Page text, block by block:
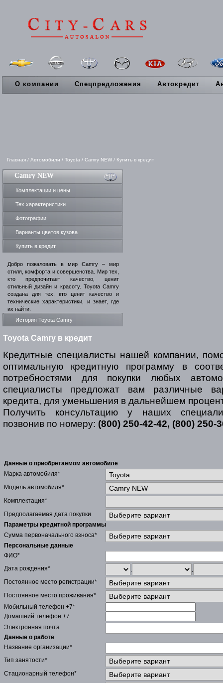
О компании Спецпредложения Автокредит
Главная / Автомобили / Toyota / Camry NEW / Купить в кредит
Camry NEW
Комплектации и цены
Тех.характеристики
Фотографии
Варианты цветов кузова
Купить в кредит
Добро пожаловать в мир Camry – мир
стиля, комфорта и совершенства. Мир тех,
кто предпочитает качество, ценит
стильный дизайн и красоту. Toyota Camry
создана для тех, кто ценит качество и
технические характеристики, и знает, где
их найти.
История Toyota Camry
Toyota Camry в кредит
Кредитные специалисты нашей компании,
оптимальную кредитную программу в
потребностями для покупки любых
специалисты предложат вам различные
кредита, для уменьшения в дальнейшем
Получить консультацию у наших
позвонив по номеру: (800) 250-42-42, (800) 250-
Данные о приобретаемом автомобиле
Марка автомобиля*
Модель автомобиля*
Комплектация*
Предполагаемая дата покупки
Параметры кредитной программы
Сумма первоначального взноса*
Персональные данные
ФИО*
Дата рождения*
.
.
Постоянное место регистрации*
Постоянное место проживания*
Мобильный телефон +7*
Домашний телефон +7
Электронная почта
Данные о работе
Название организации*
Тип занятости*
Стационарный телефон*